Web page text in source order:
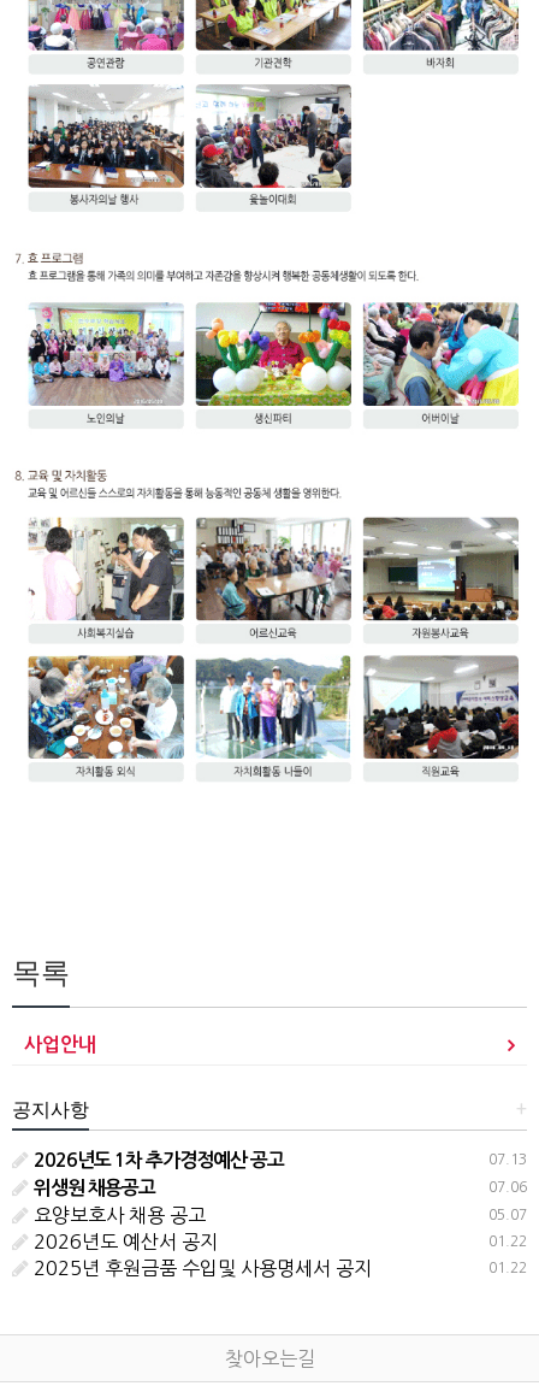
목록
사업안내
+
공지사항
07.13
2026년도 1차 추가경정예산 공고
07.06
위생원 채용공고
05.07
요양보호사 채용 공고
01.22
2026년도 예산서 공지
01.22
2025년 후원금품 수입및 사용명세서 공지
찾아오는길